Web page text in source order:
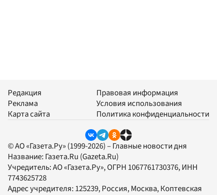
Редакция
Реклама
Карта сайта
Правовая информация
Условия использования
Политика конфиденциальности
© АО «Газета.Ру» (1999-2026) – Главные новости дня
Название: Газета.Ru (Gazeta.Ru)
Учредитель:АО «Газета.Ру», ОГРН 1067761730376, ИНН
7743625728
Адрес учредителя: 125239, Россия, Москва, Коптевская